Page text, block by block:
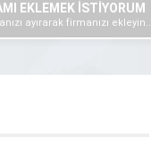
EKLEMEK İSTİYORUM
ayırarak firmanızı ekleyin..